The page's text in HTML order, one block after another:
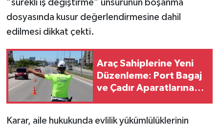
“sürekli iş değiştirme” unsurunun boşanma
dosyasında kusur değerlendirmesine dahil
edilmesi dikkat çekti.
Araç Sahiplerine Yeni
Düzenleme: Port Bagaj
ve Çadır Aparatlarına
Karar, aile hukukunda evlilik yükümlülüklerinin